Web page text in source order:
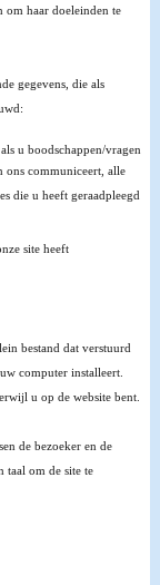
haar doeleinden te
gegevens, die als
u boodschappen/vragen
ons communiceert, alle
die u heeft geraadpleegd
site heeft
bestand dat verstuurd
computer installeert.
u op de website bent.
de bezoeker en de
taal om de site te